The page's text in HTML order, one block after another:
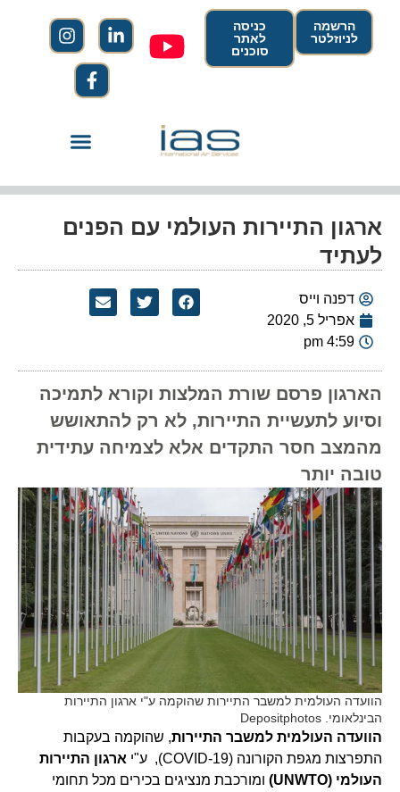
הרשמה
לניוזלטר
כניסה
לאתר
סוכנים
ארגון התיירות העולמי עם הפנים
לעתיד
דפנה וייס
אפריל 5, 2020
4:59 pm
הארגון פרסם שורת המלצות וקורא לתמיכה
וסיוע לתעשיית התיירות, לא רק להתאושש
מהמצב חסר התקדים אלא לצמיחה עתידית
טובה יותר
הוועדה העולמית למשבר התיירות שהוקמה ע"י ארגון התיירות
הבינלאומי. Depositphotos
הוועדה העולמית למשבר התיירות, שהוקמה בעקבות
התפרצות מגפת הקורונה (COVID-19), ע"י
ארגון התיירות
העולמי (UNWTO)
ומורכבת מנציגים בכירים מכל תחומי